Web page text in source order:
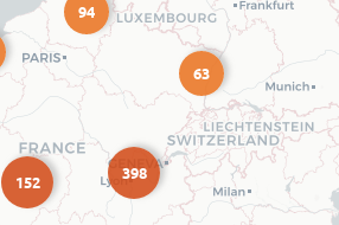
63
94
152 398